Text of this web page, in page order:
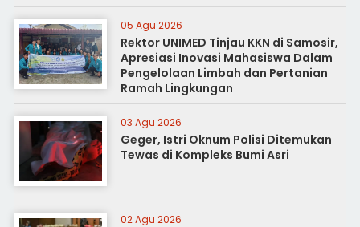
05 Agu 2026
Rektor UNIMED Tinjau KKN di Samosir,
Apresiasi Inovasi Mahasiswa Dalam
Pengelolaan Limbah dan Pertanian
Ramah Lingkungan
03 Agu 2026
Geger, Istri Oknum Polisi Ditemukan
Tewas di Kompleks Bumi Asri
02 Agu 2026